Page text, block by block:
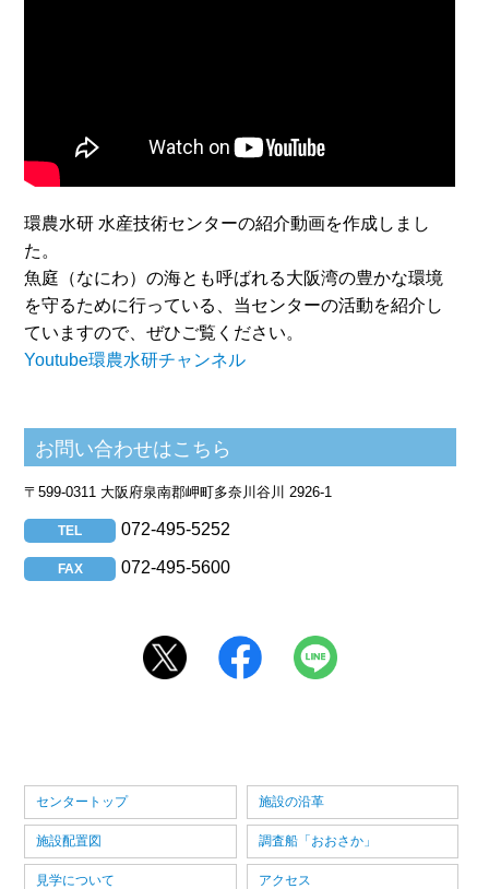
環農水研 水産技術センターの紹介動画を作成しまし
た。
魚庭（なにわ）の海とも呼ばれる大阪湾の豊かな環境
を守るために行っている、当センターの活動を紹介し
ていますので、ぜひご覧ください。
Youtube環農水研チャンネル
〒599-0311 大阪府泉南郡岬町多奈川谷川 2926-1
TEL 072-495-5252
FAX 072-495-5600
センタートップ 施設の沿革
施設配置図 調査船「おおさか」
見学について アクセス